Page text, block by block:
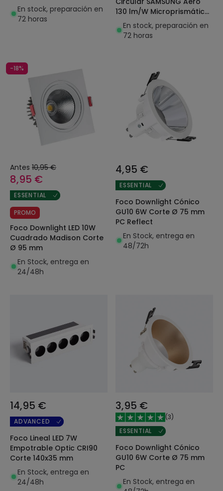
Corte Ø 200 mm Negro
En stock, preparación en
72 horas
130 lm/W Microprismático
LIFUD Corte Ø 200 mm
Negro
En stock, preparación en
72 horas
-18%
Antes 10,95 €
8,95 €
ESSENTIAL
PROMO
Foco Downlight LED 10W
Cuadrado Madison Corte
Ø 95 mm
En Stock, entrega en
24/48h
4,95 €
ESSENTIAL
Foco Downlight Cónico
GU10 6W Corte Ø 75 mm
PC Reflect
En Stock, entrega en
48/72h
14,95 €
ADVANCED
Foco Lineal LED 7W
Empotrable Optic CRI90
Corte 140x35 mm
En Stock, entrega en
24/48h
3,95 €
(3)
ESSENTIAL
Foco Downlight Cónico
GU10 6W Corte Ø 75 mm
PC
En Stock, entrega en